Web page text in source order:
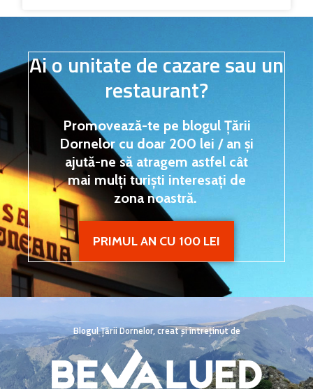
Ai o unitate de cazare sau un
restaurant?
Promovează-te pe blogul Țării
Dornelor cu doar 200 lei / an și
ajută-ne să atragem astfel cât
mai mulți turiști interesați de
zona noastră.
PRIMUL AN CU 100 LEI
Blogul Țării Dornelor, creat și întreținut de